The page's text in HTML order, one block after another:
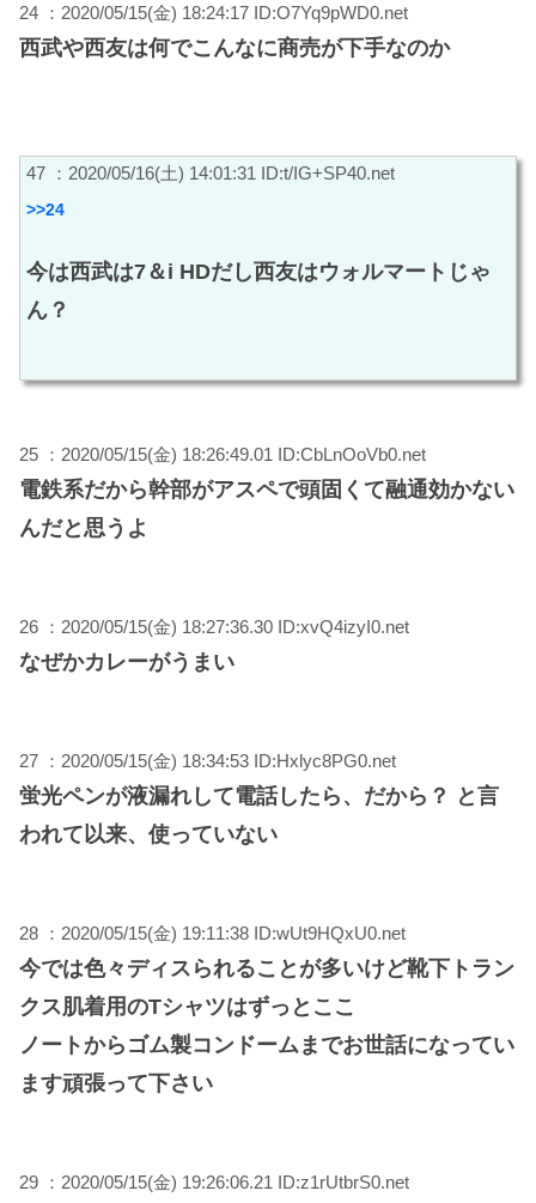
24 ：2020/05/15(金) 18:24:17 ID:O7Yq9pWD0.net
西武や西友は何でこんなに商売が下手なのか
47 ：2020/05/16(土) 14:01:31 ID:t/IG+SP40.net
>>24
今は西武は7＆i HDだし西友はウォルマートじゃ
ん？
25 ：2020/05/15(金) 18:26:49.01 ID:CbLnOoVb0.net
電鉄系だから幹部がアスペで頭固くて融通効かない
んだと思うよ
26 ：2020/05/15(金) 18:27:36.30 ID:xvQ4izyI0.net
なぜかカレーがうまい
27 ：2020/05/15(金) 18:34:53 ID:Hxlyc8PG0.net
蛍光ペンが液漏れして電話したら、だから？ と言
われて以来、使っていない
28 ：2020/05/15(金) 19:11:38 ID:wUt9HQxU0.net
今では色々ディスられることが多いけど靴下トラン
クス肌着用のTシャツはずっとここ
ノートからゴム製コンドームまでお世話になってい
ます頑張って下さい
29 ：2020/05/15(金) 19:26:06.21 ID:z1rUtbrS0.net